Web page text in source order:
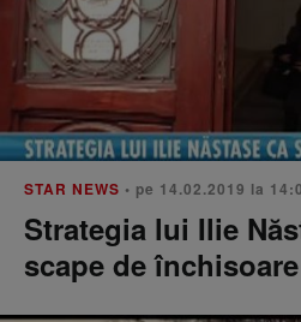
STAR NEWS • pe 14.02.2019 la
Strategia lui Ilie
scape de închisoare